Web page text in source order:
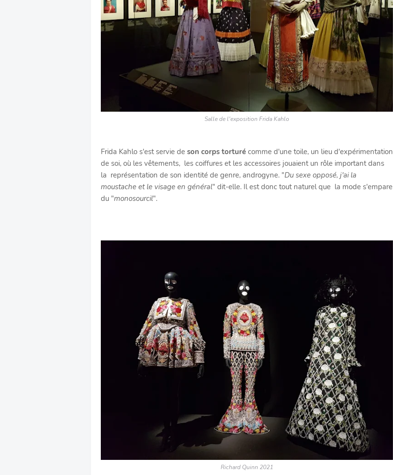
Salle de l'exposition Frida Kahlo
Frida Kahlo s'est servie de son corps torturé comme d'une toile, un lieu d'expérimentation
de soi, où les vêtements, les coiffures et les accessoires jouaient un rôle important dans
la représentation de son identité de genre, androgyne. "Du sexe opposé, j'ai la
moustache et le visage en général" dit-elle. Il est donc tout naturel que la mode s'empare
du "monosourcil".
Richard Quinn 2021